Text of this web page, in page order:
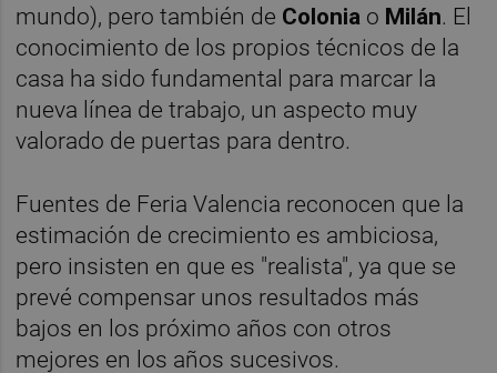
mundo), pero también de Colonia o Milán. El
conocimiento de los propios técnicos de la
casa ha sido fundamental para marcar la
nueva línea de trabajo, un aspecto muy
valorado de puertas para dentro.
Fuentes de Feria Valencia reconocen que la
estimación de crecimiento es ambiciosa,
pero insisten en que es "realista", ya que se
prevé compensar unos resultados más
bajos en los próximo años con otros
mejores en los años sucesivos.